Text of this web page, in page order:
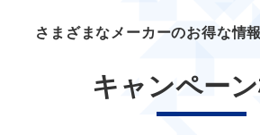
さまざまなメーカーのお得な情
キャンペー